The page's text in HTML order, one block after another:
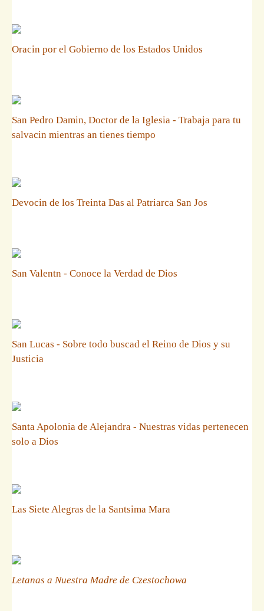
Oracin por el Gobierno de los Estados Unidos
San Pedro Damin, Doctor de la Iglesia - Trabaja para tu
salvacin mientras an tienes tiempo
Devocin de los Treinta Das al Patriarca San Jos
San Valentn - Conoce la Verdad de Dios
San Lucas - Sobre todo buscad el Reino de Dios y su
Justicia
Santa Apolonia de Alejandra - Nuestras vidas pertenecen
solo a Dios
Las Siete Alegras de la Santsima Mara
Letanas a Nuestra Madre de Czestochowa